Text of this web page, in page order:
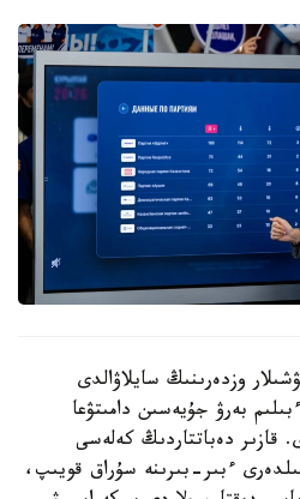
وزدەرىنىڭ سايلاۋالدى
بەرۋ جۇيەسىن دامىتۋعا
قازىر دەباتتاردىڭ كەلەسى
ءبىر-بىرىنە سۇراق قويىپ،